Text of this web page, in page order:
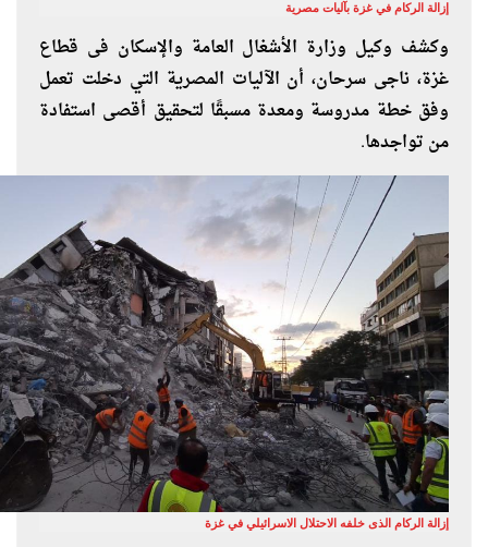
إزالة الركام في غزة بآليات مصرية
وكشف وكيل وزارة الأشغال العامة والإسكان فى قطاع
غزة، ناجى سرحان، أن الآليات المصرية التي دخلت تعمل
وفق خطة مدروسة ومعدة مسبقًا لتحقيق أقصى استفادة
من تواجدها.
إزالة الركام الذى خلفه الاحتلال الاسرائيلي في غزة